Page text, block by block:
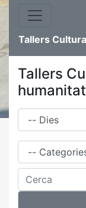
Tallers
Tallers
Dies
Família
Cerca